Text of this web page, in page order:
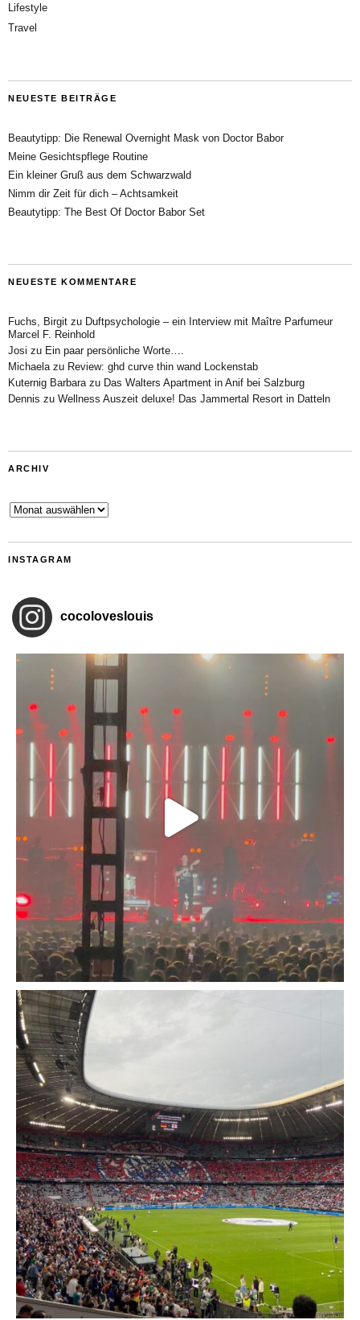
Lifestyle
Travel
NEUESTE BEITRÄGE
Beautytipp: Die Renewal Overnight Mask von Doctor Babor
Meine Gesichtspflege Routine
Ein kleiner Gruß aus dem Schwarzwald
Nimm dir Zeit für dich – Achtsamkeit
Beautytipp: The Best Of Doctor Babor Set
NEUESTE KOMMENTARE
Fuchs, Birgit zu Duftpsychologie – ein Interview mit Maître Parfumeur
Marcel F. Reinhold
Josi zu Ein paar persönliche Worte….
Michaela zu Review: ghd curve thin wand Lockenstab
Kuternig Barbara zu Das Walters Apartment in Anif bei Salzburg
Dennis zu Wellness Auszeit deluxe! Das Jammertal Resort in Datteln
ARCHIV
Archiv
INSTAGRAM
cocoloveslouis